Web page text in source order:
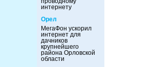
интернету
Орел
МегаФон ускорил
интернет для
дачников
крупнейшего
района Орловской
области